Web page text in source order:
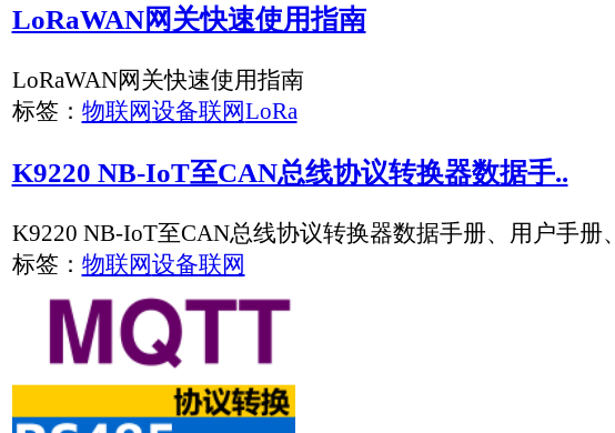
使用GPRS至RS485协议转换器 实现MQTT至M..
基于GPRS至RS485协议转换器MQTT至MODBUS转换.实现MODBUS-RTU协
标签：物联网设备联网协议转换
物联网如何帮助制造业企业提高生产效率
物联网正在为未来的发展带来根本性的变化，也会带来繁荣。企业可能需要